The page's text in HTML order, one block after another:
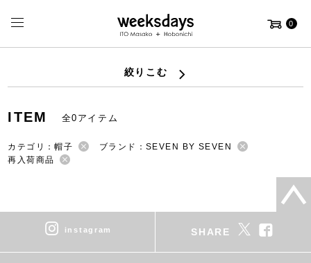
0
絞りこむ
ITEM 全0アイテム
カテゴリ：帽子
ブランド：SEVEN BY SEVEN
再入荷商品
instagram SHARE